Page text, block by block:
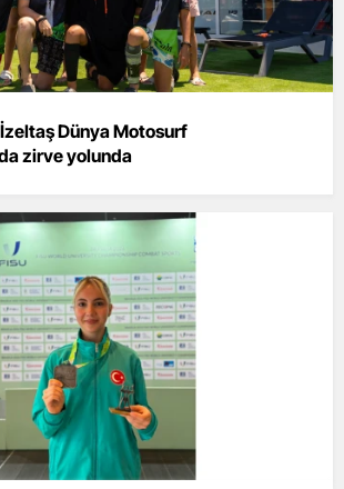
Dünya Motosurf
zirve yolunda